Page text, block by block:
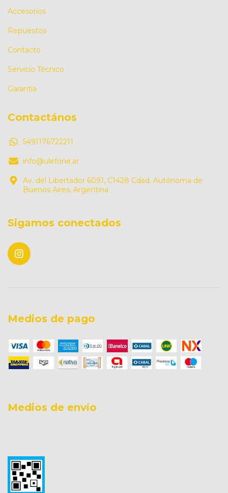
Accesorios
Repuestos
Contacto
Servicio Técnico
Garantía
Contactános
5491176722211
info@ulefone.ar
Av. del Libertador 6091, C1428 Cdad. Autónoma de
Buenos Aires, Argentina
Sigamos conectados
Medios de pago
Medios de envío